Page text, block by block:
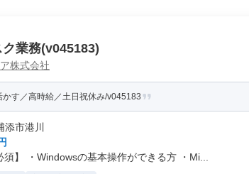
業務(v045183)
株式会社
す／高時給／土日祝休み/v045183
市港川
】 ・Windowsの基本操作ができる方 ・Mi...